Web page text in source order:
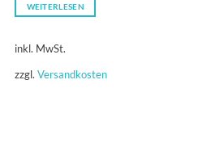
WEITERLESEN
inkl. MwSt.
zzgl.Versandkosten